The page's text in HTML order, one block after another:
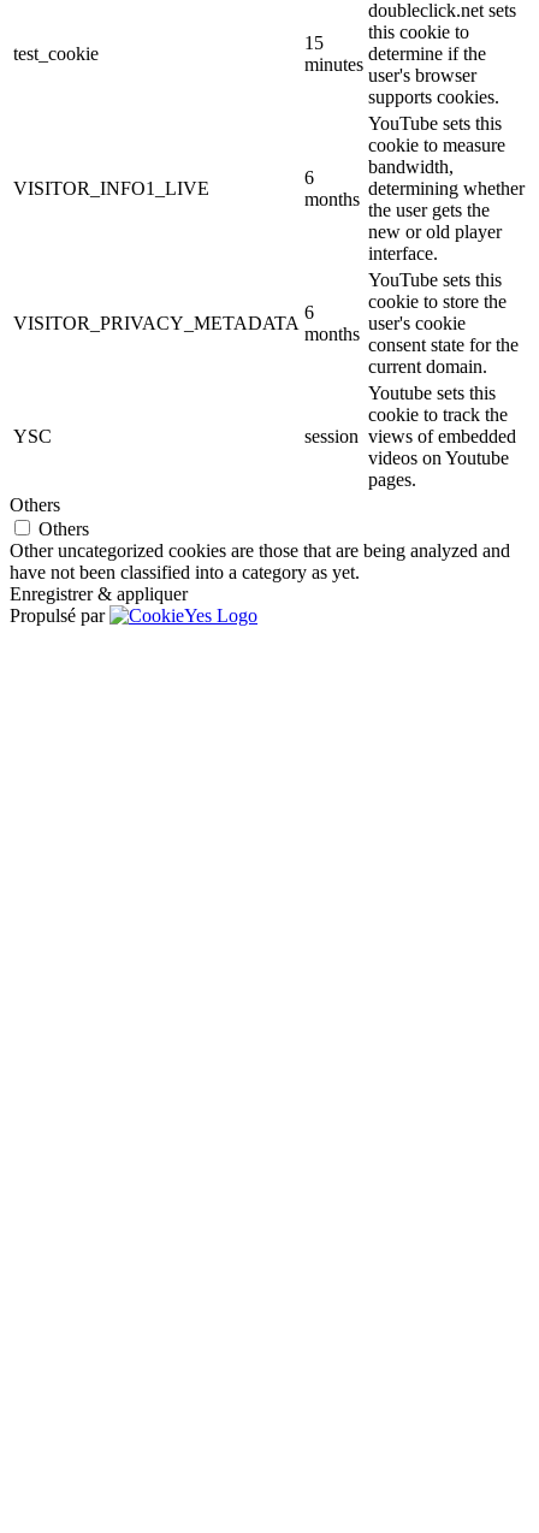
test_cookie
15
minutes
doubleclick.net sets
this cookie to
determine if the
user's browser
supports cookies.
VISITOR_INFO1_LIVE
6
months
YouTube sets this
cookie to measure
bandwidth,
determining whether
the user gets the
new or old player
interface.
VISITOR_PRIVACY_METADATA
6
months
YouTube sets this
cookie to store the
user's cookie
consent state for the
current domain.
YSC session
Youtube sets this
cookie to track the
views of embedded
videos on Youtube
pages.
Others
Others
Other uncategorized cookies are those that are being analyzed and
have not been classified into a category as yet.
Enregistrer & appliquer
Propulsé par